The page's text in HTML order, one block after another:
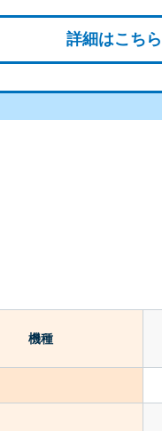
詳細はこちら
機種